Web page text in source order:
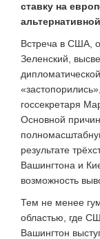
ставку на
Встреча в США,
Зеленский,
госсекретаря
Основной
результате
Вашингтона и
возможность
Тем не менее
областью, где
Вашингтон